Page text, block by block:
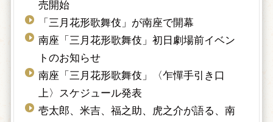
売開始
「三月花形歌舞伎」が南座で開幕
南座「三月花形歌舞伎」初日劇場前イベン
トのお知らせ
南座「三月花形歌舞伎」〈乍憚手引き口
上〉スケジュール発表
壱太郎、米吉、福之助、虎之介が語る、南